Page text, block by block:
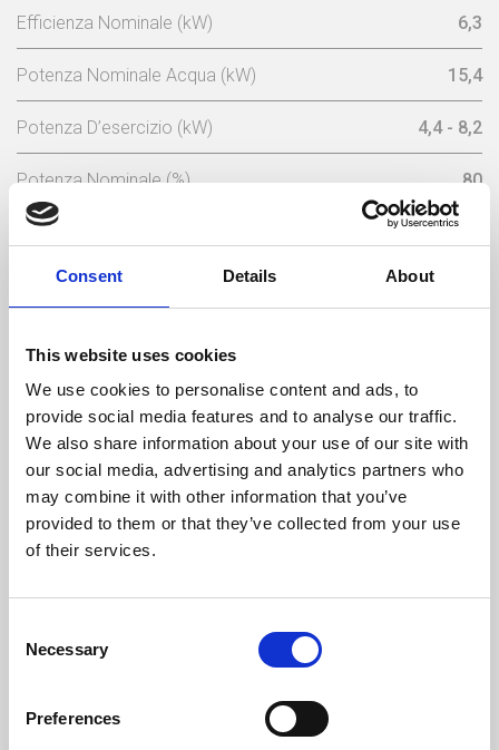
Consent Details About
This website uses cookies
We use cookies to personalise content and ads, to
provide social media features and to analyse our traffic.
We also share information about your use of our site with
our social media, advertising and analytics partners who
may combine it with other information that you’ve
provided to them or that they’ve collected from your use
of their services.
Selection
Necessary
Preferences
Efficienza Nominale (kW) 6,3
Potenza Nominale Acqua (kW) 15,4
Potenza D’esercizio (kW) 4,4 - 8,2
Potenza Nominale (%) 80
Consumo Di Legna/Ora (kg) 6,2
Dimensione Max Legno (mm)
Diametro Del Camino (mm)
Necessaria Depressione Nel Camino (pa) 12
Rendimento
80 %
Consumo
Volume
riscaldabile
massimo
classe di efficienza